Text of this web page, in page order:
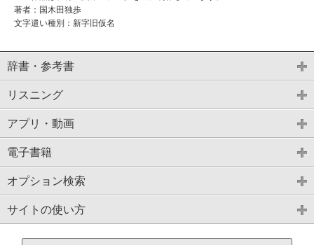
著者：国木田独歩
文字遣い種別：新字旧仮名
辞書・参考書
リスニング
アプリ・動画
電子書籍
オプション検索
サイトの使い方